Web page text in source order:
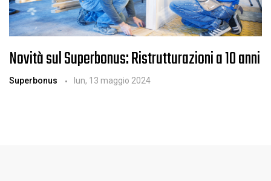
Novità sul Superbonus: Ristrutturazioni a 10 anni
Superbonus lun, 13 maggio 2024